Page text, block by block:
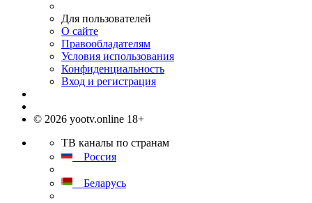
Для пользователей
О сайте
Правообладателям
Условия использования
Конфиденциальность
Вход и регистрация
© 2026 yootv.online 18+
ТВ каналы по странам
Россия
Беларусь